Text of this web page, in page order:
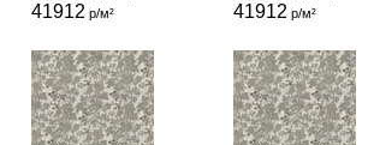
41912 р/м² 41912 р/м²